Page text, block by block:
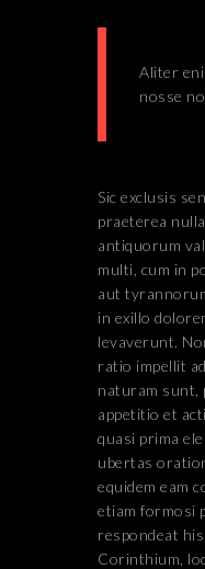
Aliter
nosse
Sic exclusis
praeterea
antiquorum
multi, cum in
aut
in exillo
levaverunt.
ratio impellit
naturam sunt,
appetitio et
quasi prima
ubertas
equidem eam
etiam formosi
respondeat
Corinthium,